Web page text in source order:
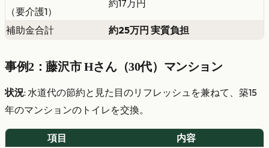
（要介護1）
約17万円
補助金合計 約25万円 実質負担
事例2：藤沢市 Hさん（30代）マンション
状況: 水道代の節約と見た目のリフレッシュを兼ねて、築15
年のマンションのトイレを交換。
項目 内容